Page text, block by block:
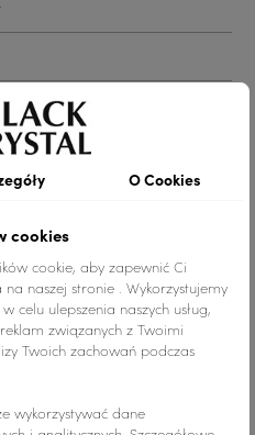
6
O Cookies
cookies
cookie, aby zapewnić Ci
naszej stronie . Wykorzystujemy
celu ulepszenia naszych usług,
związanych z Twoimi
Twoich zachowań podczas
wykorzystywać dane